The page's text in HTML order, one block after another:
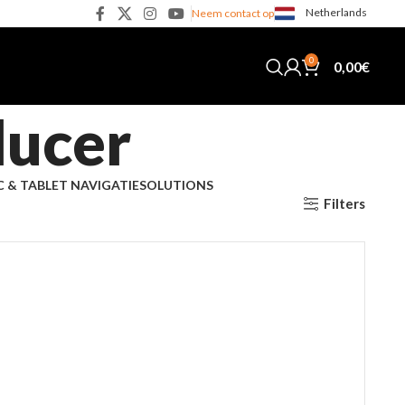
Neem contact op Netherlands
0 0,00€
& TABLET NAVIGATIESOLUTIONS
Filters